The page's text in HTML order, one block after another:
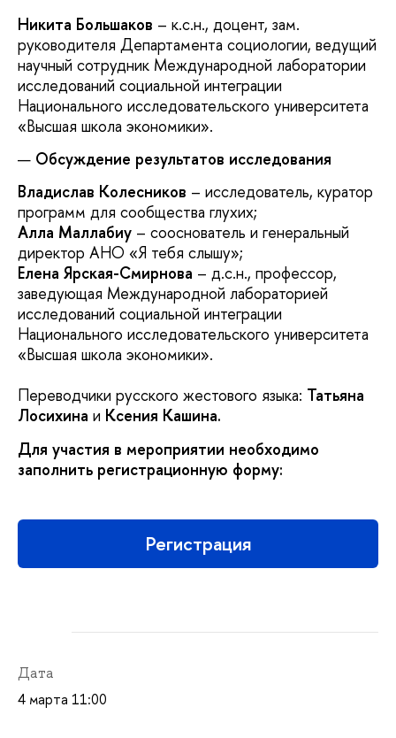
Никита Большаков – к.с.н., доцент, зам.
руководителя Департамента социологии, ведущий
научный сотрудник Международной лаборатории
исследований социальной интеграции
Национального исследовательского университета
«Высшая школа экономики».
Обсуждение результатов исследования
Владислав Колесников – исследователь, куратор
программ для сообщества глухих;
Алла Маллабиу – сооснователь и генеральный
директор АНО «Я тебя слышу»;
Елена Ярская-Смирнова – д.с.н., профессор,
заведующая Международной лабораторией
исследований социальной интеграции
Национального исследовательского университета
«Высшая школа экономики».
Переводчики русского жестового языка: Татьяна
Лосихина и Ксения Кашина.
Для участия в мероприятии необходимо
заполнить регистрационную форму:
Регистрация
Дата
4 марта 11:00